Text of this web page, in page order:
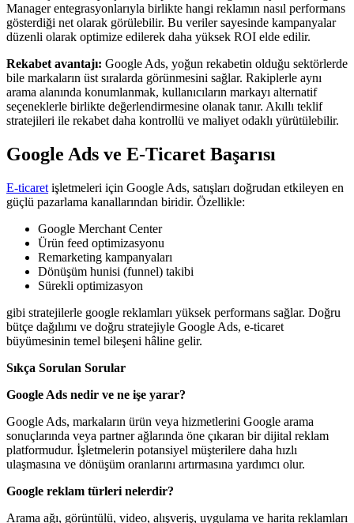
Manager entegrasyonlarıyla birlikte hangi reklamın nasıl performans
gösterdiği net olarak görülebilir. Bu veriler sayesinde kampanyalar
düzenli olarak optimize edilerek daha yüksek ROI elde edilir.
Rekabet avantajı: Google Ads, yoğun rekabetin olduğu sektörlerde
bile markaların üst sıralarda görünmesini sağlar. Rakiplerle aynı
arama alanında konumlanmak, kullanıcıların markayı alternatif
seçeneklerle birlikte değerlendirmesine olanak tanır. Akıllı teklif
stratejileri ile rekabet daha kontrollü ve maliyet odaklı yürütülebilir.
Google Ads ve E-Ticaret Başarısı
E-ticaret işletmeleri için Google Ads, satışları doğrudan etkileyen en
güçlü pazarlama kanallarından biridir. Özellikle:
Google Merchant Center
Ürün feed optimizasyonu
Remarketing kampanyaları
Dönüşüm hunisi (funnel) takibi
Sürekli optimizasyon
gibi stratejilerle google reklamları yüksek performans sağlar. Doğru
bütçe dağılımı ve doğru stratejiyle Google Ads, e-ticaret
büyümesinin temel bileşeni hâline gelir.
Sıkça Sorulan Sorular
Google Ads nedir ve ne işe yarar?
Google Ads, markaların ürün veya hizmetlerini Google arama
sonuçlarında veya partner ağlarında öne çıkaran bir dijital reklam
platformudur. İşletmelerin potansiyel müşterilere daha hızlı
ulaşmasına ve dönüşüm oranlarını artırmasına yardımcı olur.
Google reklam türleri nelerdir?
Arama ağı, görüntülü, video, alışveriş, uygulama ve harita reklamları